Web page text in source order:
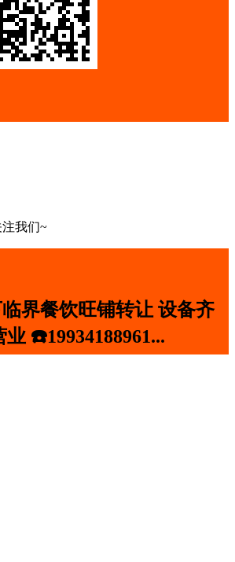
我们~
界餐饮旺铺转让 设备齐
☎️19934188961...